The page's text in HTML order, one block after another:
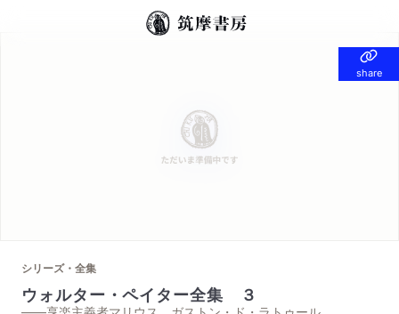
share
share
シリーズ・全集
ウォルター・ペイター全集 ３